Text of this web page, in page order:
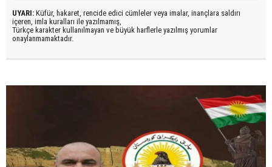
UYARI: Küfür, hakaret, rencide edici cümleler veya imalar, inançlara saldırı
içeren, imla kuralları ile yazılmamış,
Türkçe karakter kullanılmayan ve büyük harflerle yazılmış yorumlar
onaylanmamaktadır.